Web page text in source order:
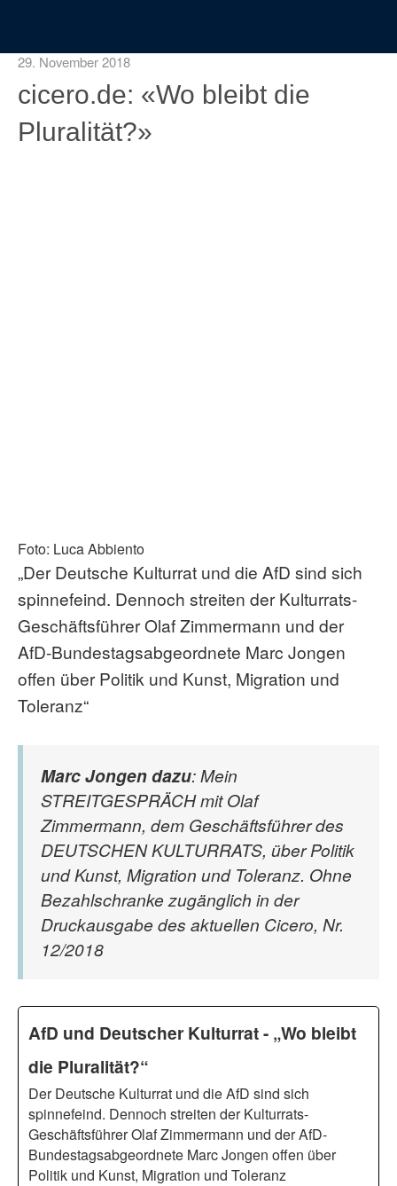
29. November 2018
cicero.de: «Wo bleibt die
Pluralität?»
Foto: Luca Abbiento
„Der Deutsche Kulturrat und die AfD sind sich
spinnefeind. Dennoch streiten der Kulturrats-
Geschäftsführer Olaf Zimmermann und der
AfD-Bundestagsabgeordnete Marc Jongen
offen über Politik und Kunst, Migration und
Toleranz“
Marc Jongen dazu: Mein
STREITGESPRÄCH mit Olaf
Zimmermann, dem Geschäftsführer des
DEUTSCHEN KULTURRATS, über Politik
und Kunst, Migration und Toleranz. Ohne
Bezahlschranke zugänglich in der
Druckausgabe des aktuellen Cicero, Nr.
12/2018
AfD und Deutscher Kulturrat - „Wo bleibt
die Pluralität?“
Der Deutsche Kulturrat und die AfD sind sich
spinnefeind. Dennoch streiten der Kulturrats-
Geschäftsführer Olaf Zimmermann und der AfD-
Bundestagsabgeordnete Marc Jongen offen über
Politik und Kunst, Migration und Toleranz